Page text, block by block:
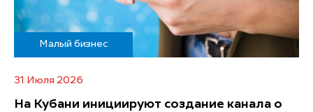
Малый бизнес
31 Июля 2026
На Кубани инициируют создание канала о